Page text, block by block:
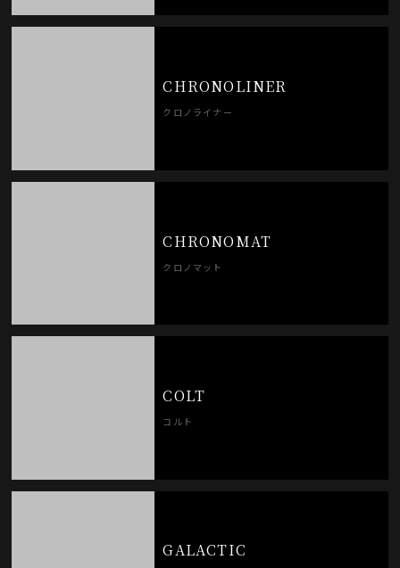
CHRONOLINER
クロノライナー
CHRONOMAT
クロノマット
COLT
コルト
GALACTIC